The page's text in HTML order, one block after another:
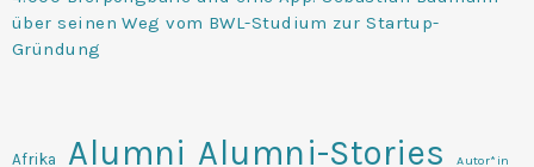
über seinen Weg vom BWL-Studium zur Startup-
Gründung
Afrika Alumni Alumni-Stories Autor*in